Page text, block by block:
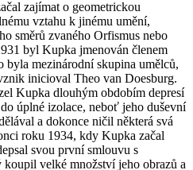
zajímat o geometrickou
vztahu k jinému umění,
směrů zvaného Orfismus nebo
byl Kupka jmenován členem
byla mezinárodní skupina umělců,
inicioval Theo van Doesburg.
Kupka dlouhým obdobím depresí
úplné izolace, neboť jeho duševní
a dokonce ničil některá svá
roku 1934, kdy Kupka začal
svou první smlouvu s
velké množství jeho obrazů a